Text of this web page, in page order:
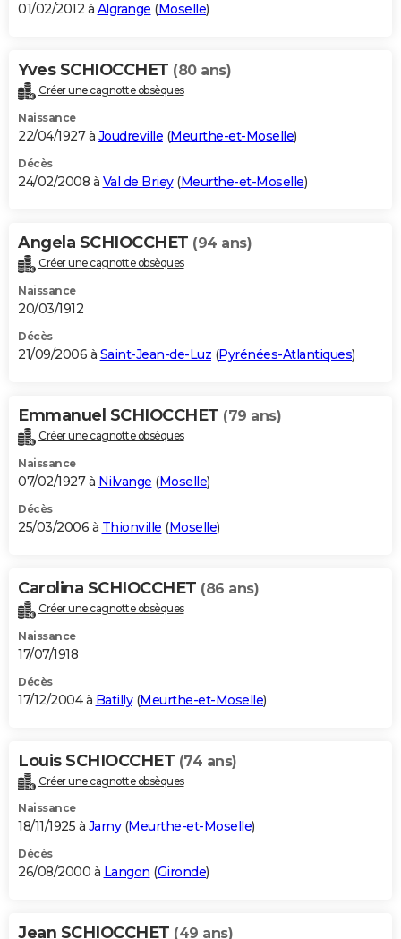
01/02/2012 à Algrange (Moselle)
Yves SCHIOCCHET (80 ans)
Créer une cagnotte obsèques
Naissance
22/04/1927 à Joudreville (Meurthe-et-Moselle)
Décès
24/02/2008 à Val de Briey(Meurthe-et-Moselle)
Angela SCHIOCCHET (94 ans)
Créer une cagnotte obsèques
Naissance
20/03/1912
Décès
21/09/2006 à Saint-Jean-de-Luz (Pyrénées-Atlantiques)
Emmanuel SCHIOCCHET (79 ans)
Créer une cagnotte obsèques
Naissance
07/02/1927 à Nilvange (Moselle)
Décès
25/03/2006 à Thionville (Moselle)
Carolina SCHIOCCHET (86 ans)
Créer une cagnotte obsèques
Naissance
17/07/1918
Décès
17/12/2004 à Batilly(Meurthe-et-Moselle)
Louis SCHIOCCHET (74 ans)
Créer une cagnotte obsèques
Naissance
18/11/1925 à Jarny(Meurthe-et-Moselle)
Décès
26/08/2000 à Langon (Gironde)
Jean SCHIOCCHET (49 ans)